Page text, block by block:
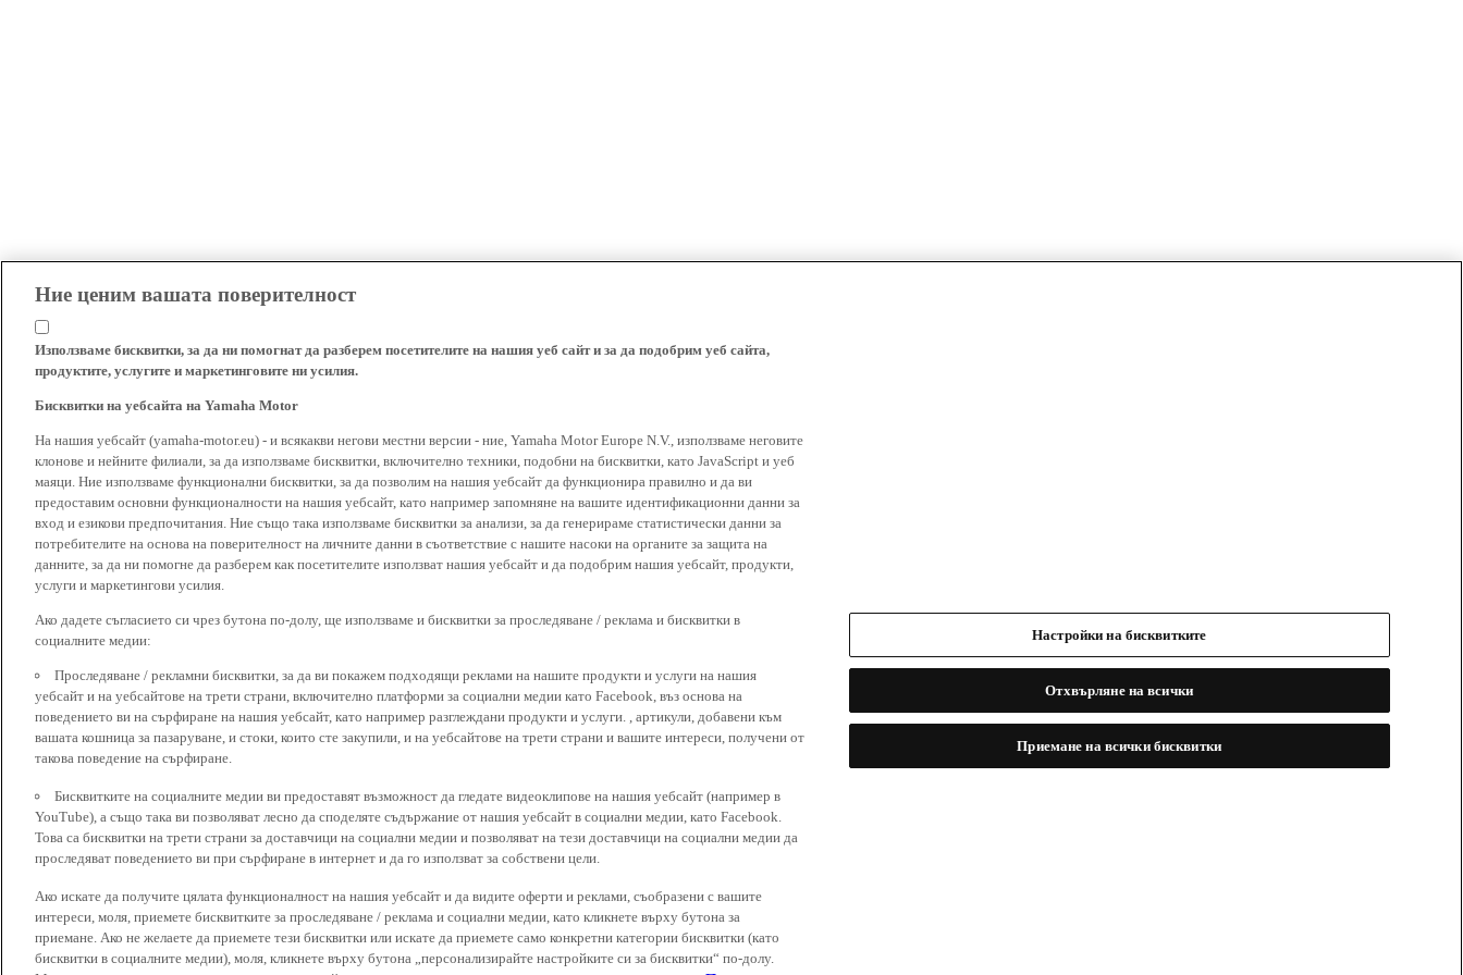
Ние ценим вашата поверителност
Използваме бисквитки, за да ни помогнат да разберем посетителите на нашия уеб сайт и за да подобрим уеб сайта,
продуктите, услугите и маркетинговите ни усилия.
Бисквитки на уебсайта на Yamaha Motor
На нашия уебсайт (yamaha-motor.eu) - и всякакви негови местни версии - ние, Yamaha Motor Europe N.V., използваме неговите
клонове и нейните филиали, за да използваме бисквитки, включително техники, подобни на бисквитки, като JavaScript и уеб
маяци. Ние използваме функционални бисквитки, за да позволим на нашия уебсайт да функционира правилно и да ви
предоставим основни функционалности на нашия уебсайт, като например запомняне на вашите идентификационни данни за
вход и езикови предпочитания. Ние също така използваме бисквитки за анализи, за да генерираме статистически данни за
потребителите на основа на поверителност на личните данни в съответствие с нашите насоки на органите за защита на
данните, за да ни помогне да разберем как посетителите използват нашия уебсайт и да подобрим нашия уебсайт, продукти,
услуги и маркетингови усилия.
Ако дадете съгласието си чрез бутона по-долу, ще използваме и бисквитки за проследяване / реклама и бисквитки в
социалните медии:
Проследяване / рекламни бисквитки, за да ви покажем подходящи реклами на нашите продукти и услуги на нашия
уебсайт и на уебсайтове на трети страни, включително платформи за социални медии като Facebook, въз основа на
поведението ви на сърфиране на нашия уебсайт, като например разглеждани продукти и услуги. , артикули, добавени към
вашата кошница за пазаруване, и стоки, които сте закупили, и на уебсайтове на трети страни и вашите интереси, получени от
такова поведение на сърфиране.
Бисквитките на социалните медии ви предоставят възможност да гледате видеоклипове на нашия уебсайт (например в
YouTube), а също така ви позволяват лесно да споделяте съдържание от нашия уебсайт в социални медии, като Facebook.
Това са бисквитки на трети страни за доставчици на социални медии и позволяват на тези доставчици на социални медии да
проследяват поведението ви при сърфиране в интернет и да го използват за собствени цели.
Ако искате да получите цялата функционалност на нашия уебсайт и да видите оферти и реклами, съобразени с вашите
интереси, моля, приемете бисквитките за проследяване / реклама и социални медии, като кликнете върху бутона за
приемане. Ако не желаете да приемете тези бисквитки или искате да приемете само конкретни категории бисквитки (като
бисквитки в социалните медии), моля, кликнете върху бутона „персонализирайте настройките си за бисквитки“ по-долу.
Настройки на бисквитките
Отхвърляне на всички
Приемане на всички бисквитки